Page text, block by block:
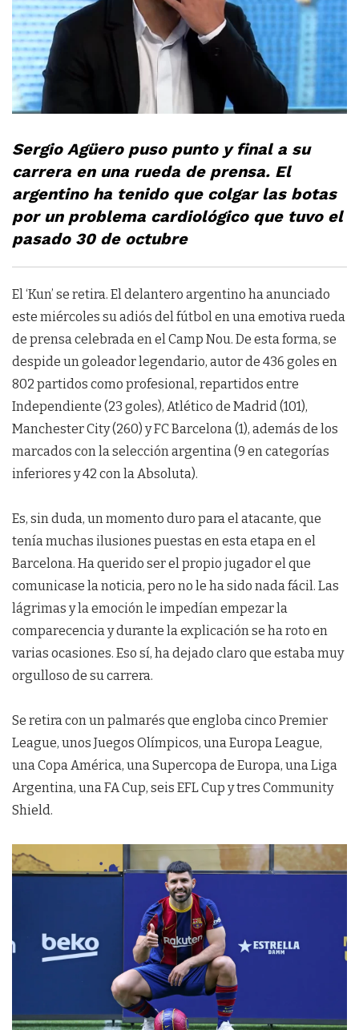
Sergio Agüero puso punto y final a su
carrera en una rueda de prensa. El
argentino ha tenido que colgar las botas
por un problema cardiológico que tuvo el
pasado 30 de octubre
El ‘Kun’ se retira. El delantero argentino ha anunciado
este miércoles su adiós del fútbol en una emotiva rueda
de prensa celebrada en el Camp Nou. De esta forma, se
despide un goleador legendario, autor de 436 goles en
802 partidos como profesional, repartidos entre
Independiente (23 goles), Atlético de Madrid (101),
Manchester City (260) y FC Barcelona (1), además de los
marcados con la selección argentina (9 en categorías
inferiores y 42 con la Absoluta).
Es, sin duda, un momento duro para el atacante, que
tenía muchas ilusiones puestas en esta etapa en el
Barcelona. Ha querido ser el propio jugador el que
comunicase la noticia, pero no le ha sido nada fácil. Las
lágrimas y la emoción le impedían empezar la
comparecencia y durante la explicación se ha roto en
varias ocasiones. Eso sí, ha dejado claro que estaba muy
orgulloso de su carrera.
Se retira con un palmarés que engloba cinco Premier
League, unos Juegos Olímpicos, una Europa League,
una Copa América, una Supercopa de Europa, una Liga
Argentina, una FA Cup, seis EFL Cup y tres Community
Shield.